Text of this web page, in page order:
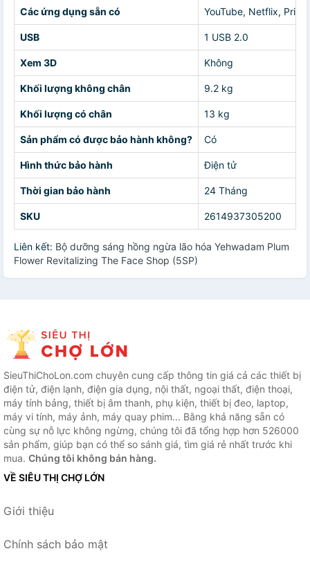
Các ứng dụng sẵn có YouTube, Netflix,
USB 1 USB 2.0
Xem 3D Không
Khối lượng không chân 9.2 kg
Khối lượng có chân 13 kg
Sản phẩm có được bảo hành không? Có
Hình thức bảo hành Điện tử
Thời gian bảo hành 24 Tháng
SKU 2614937305200
Liên kết: Bộ dưỡng sáng hồng ngừa lão hóa Yehwadam Plum
Flower Revitalizing The Face Shop (5SP)
SieuThiChoLon.com chuyên cung cấp thông tin giá cả các thiết bị
điện tử, điện lạnh, điện gia dụng, nội thất, ngoại thất, điện thoại,
máy tính bảng, thiết bị âm thanh, phụ kiện, thiết bị đeo, laptop,
máy vi tính, máy ảnh, máy quay phim... Bằng khả năng sẵn có
cùng sự nỗ lực không ngừng, chúng tôi đã tổng hợp hơn 526000
sản phẩm, giúp bạn có thể so sánh giá, tìm giá rẻ nhất trước khi
mua. Chúng tôi không bán hàng.
VỀ SIÊU THỊ CHỢ LỚN
Giới thiệu
Chính sách bảo mật